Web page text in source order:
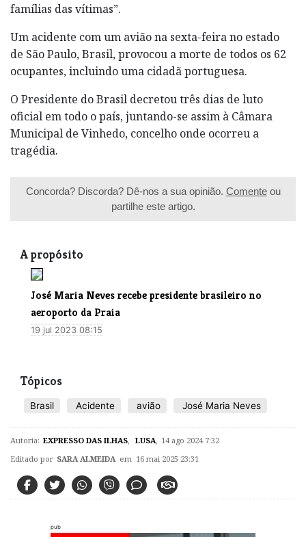
famílias das vítimas”.
Um acidente com um avião na sexta-feira no estado
de São Paulo, Brasil, provocou a morte de todos os 62
ocupantes, incluindo uma cidadã portuguesa.
O Presidente do Brasil decretou três dias de luto
oficial em todo o país, juntando-se assim à Câmara
Municipal de Vinhedo, concelho onde ocorreu a
tragédia.
Concorda? Discorda? Dê-nos a sua opinião. Comenteou
partilhe este artigo.
A propósito
​José Maria Neves recebe presidente brasileiro no
aeroporto da Praia
19 jul 2023 08:15
Tópicos
Brasil Acidente avião José Maria Neves
Autoria: EXPRESSO DAS ILHAS LUSA 14 ago 2024 7:32
Editado por SARA ALMEIDA em 16 mai 2025 23:31
pub